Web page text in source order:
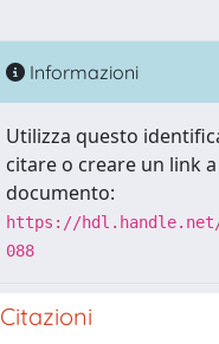
Informazioni
Utilizza questo
citare o creare un link
documento:
https://hdl.handle.net/
088
Citazioni